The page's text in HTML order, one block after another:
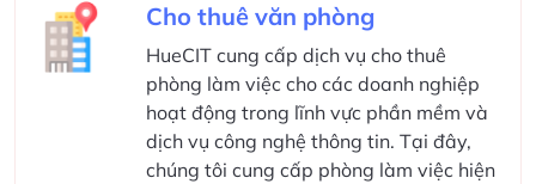
Cho thuê văn phòng
HueCIT cung cấp dịch vụ cho thuê
phòng làm việc cho các doanh nghiệp
hoạt động trong lĩnh vực phần mềm và
dịch vụ công nghệ thông tin. Tại đây,
chúng tôi cung cấp phòng làm việc hiện